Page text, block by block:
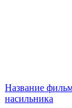
Название
насильника